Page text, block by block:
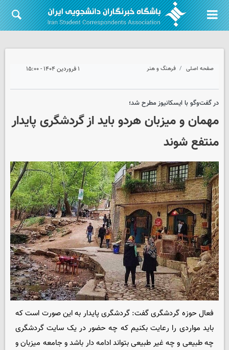
صفحه اصلی فرهنگ و هنر ۱ فروردین ۱۴۰۴ - ۱۵:۰۰
در گفت‌وگو با ایسکانیوز مطرح شد؛
مهمان و میزبان هردو باید از گردشگری پایدار
منتفع شوند
فعال حوزه گردشگری گفت: گردشگری پایدار به این صورت است که
باید مواردی را رعایت بکنیم که چه حضور در یک سایت گردشگری
چه طبیعی و چه غیر طبیعی بتواند ادامه دار باشد و جامعه میزبان و